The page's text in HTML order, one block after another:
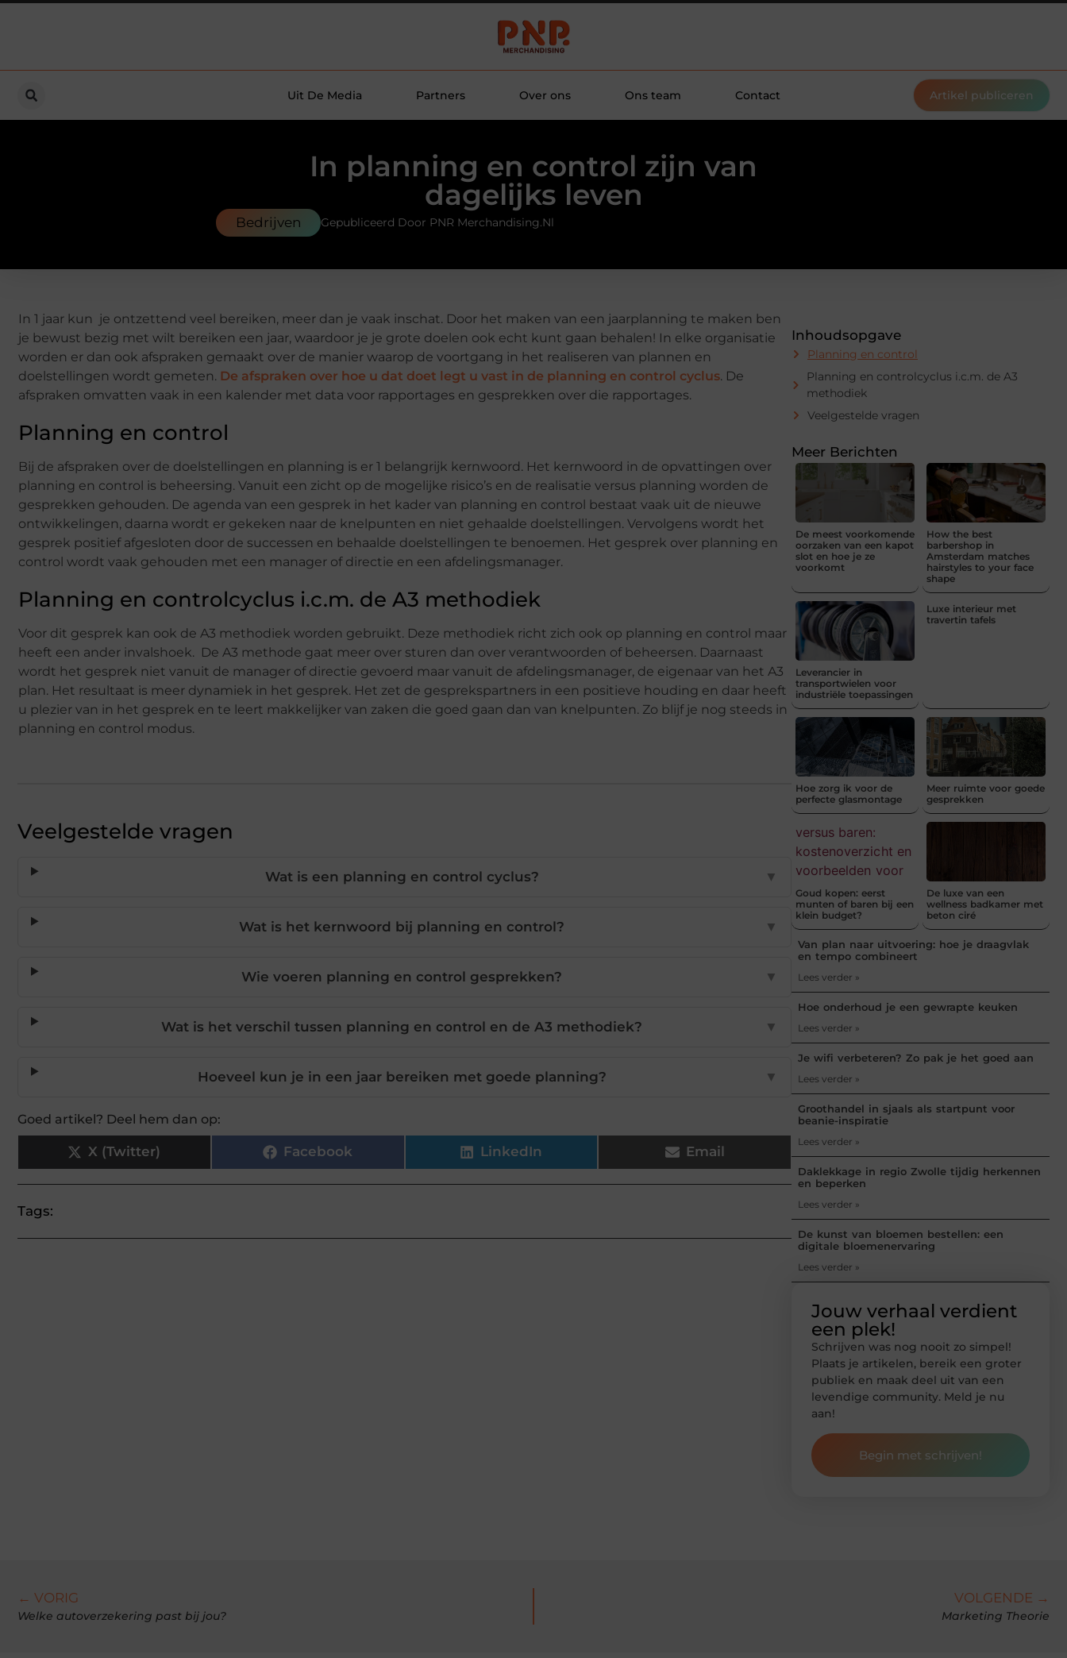
Uit De Media Partners Over ons Ons team Contact Artikel publiceren
In planning en control zijn van
dagelijks leven
Bedrijven Gepubliceerd Door PNR Merchandising.nl
In 1 jaar kun je ontzettend veel bereiken, meer dan je vaak inschat. Door het maken van een jaarplanning te maken ben
je bewust bezig met wilt bereiken een jaar, waardoor je je grote doelen ook echt kunt gaan behalen! In elke organisatie
worden er dan ook afspraken gemaakt over de manier waarop de voortgang in het realiseren van plannen en
doelstellingen wordt gemeten. De afspraken over hoe u dat doet legt u vast in de planning en control cyclus. De
afspraken omvatten vaak in een kalender met data voor rapportages en gesprekken over die rapportages.
Planning en control
Bij de afspraken over de doelstellingen en planning is er 1 belangrijk kernwoord. Het kernwoord in de opvattingen over
planning en control is beheersing. Vanuit een zicht op de mogelijke risico’s en de realisatie versus planning worden de
gesprekken gehouden. De agenda van een gesprek in het kader van planning en control bestaat vaak uit de nieuwe
ontwikkelingen, daarna wordt er gekeken naar de knelpunten en niet gehaalde doelstellingen. Vervolgens wordt het
gesprek positief afgesloten door de successen en behaalde doelstellingen te benoemen. Het gesprek over planning en
control wordt vaak gehouden met een manager of directie en een afdelingsmanager.
Planning en controlcyclus i.c.m. de A3 methodiek
Voor dit gesprek kan ook de A3 methodiek worden gebruikt. Deze methodiek richt zich ook op planning en control maar
heeft een ander invalshoek. De A3 methode gaat meer over sturen dan over verantwoorden of beheersen. Daarnaast
wordt het gesprek niet vanuit de manager of directie gevoerd maar vanuit de afdelingsmanager, de eigenaar van het A3
plan. Het resultaat is meer dynamiek in het gesprek. Het zet de gesprekspartners in een positieve houding en daar heeft
u plezier van in het gesprek en te leert makkelijker van zaken die goed gaan dan van knelpunten. Zo blijf je nog steeds in
planning en control modus.
Veelgestelde vragen
Wat is een planning en control cyclus? ▼
Wat is het kernwoord bij planning en control? ▼
Wie voeren planning en control gesprekken? ▼
Wat is het verschil tussen planning en control en de A3 methodiek? ▼
Hoeveel kun je in een jaar bereiken met goede planning? ▼
Goed artikel? Deel hem dan op:
X (Twitter) Facebook LinkedIn Email
Tags:
Inhoudsopgave
Planning en control
Planning en controlcyclus i.c.m. de A3
methodiek
Veelgestelde vragen
Meer Berichten
De meest voorkomende
oorzaken van een kapot
slot en hoe je ze
voorkomt
How the best
barbershop in
Amsterdam matches
hairstyles to your face
shape
Leverancier in
transportwielen voor
industriële toepassingen
Luxe interieur met
travertin tafels
Hoe zorg ik voor de
perfecte glasmontage
Meer ruimte voor goede
gesprekken
Goud kopen: eerst
munten of baren bij een
klein budget?
De luxe van een
wellness badkamer met
beton ciré
Van plan naar uitvoering: hoe je draagvlak
en tempo combineert
Lees verder »
Hoe onderhoud je een gewrapte keuken
Lees verder »
Je wifi verbeteren? Zo pak je het goed aan
Lees verder »
Groothandel in sjaals als startpunt voor
beanie-inspiratie
Lees verder »
Daklekkage in regio Zwolle tijdig herkennen
en beperken
Lees verder »
De kunst van bloemen bestellen: een
digitale bloemenervaring
Lees verder »
Jouw verhaal verdient
een plek!
Schrijven was nog nooit zo simpel!
Plaats je artikelen, bereik een groter
publiek en maak deel uit van een
levendige community. Meld je nu
aan!
Begin met schrijven!
← VORIG
Welke autoverzekering past bij jou?
VOLGENDE →
Marketing Theorie